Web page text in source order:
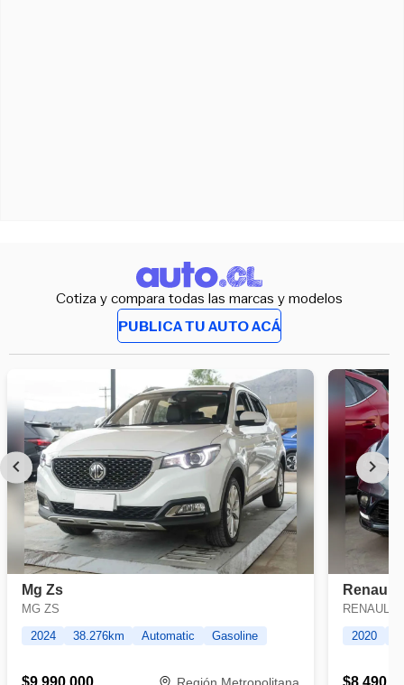
Cotiza y compara todas las marcas y modelos
PUBLICA TU AUTO ACÁ